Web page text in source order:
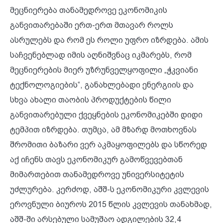
მეცნიერება თანამედროვე ეკონომიკის
განვითარებაში ერთ-ერთ მთავარ როლს
ასრულებს და რომ ეს როლი უფრო იზრდება. ამის
საჩვენებლად იმის აღნიშვნაც იკმარებს, რომ
მეცნიერების მიერ უზრუნველყოფილი „ჭკვიანი
ტექნოლოგიების“, განახლებადი ენერგიის და
სხვა ახალი თაობის პროდუქტების წილი
განვითარებული ქვეყნების ეკონომიკებში დიდი
ტემპით იზრდება. თუმცა, ამ მზარდ მოთხოვნას
შრომითი ბაზარი ვერ აკმაყოფილებს და სწორედ
აქ იჩენს თავს ეკონომიკურ გამოწვევებთან
მიმართებით თანამედროვე უნივერსიტეტის
უძლურება. კერძოდ, აშშ-ს ეკონომიკური კვლევის
ეროვნული ბიუროს 2015 წლის კვლევის თანახმად,
აშშ-ში არსებული სამუშაო ადგილების 32,4